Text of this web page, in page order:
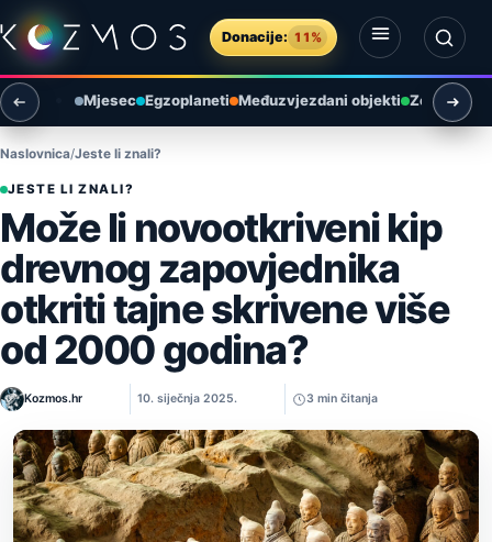
Preskoči na sadržaj
Donacije: 11%
Otvori izbornik
Otvori pretragu
Mjesec Egzoplaneti Međuzvjezdani objekti Zemlja i
Naslovnica Jeste li znali?
JESTE LI ZNALI?
Može li novootkriveni kip
drevnog zapovjednika
otkriti tajne skrivene više
od 2000 godina?
Kozmos.hr 10. siječnja 2025. 3 min čitanja